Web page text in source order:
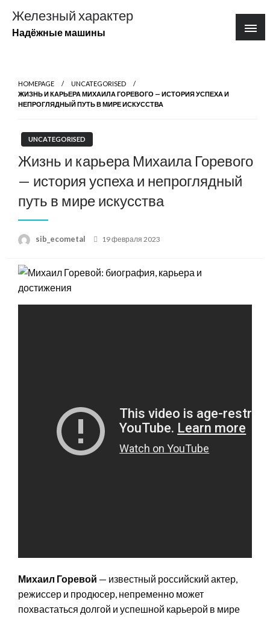
содержимому
Железный характер
Надёжные машины
HOMEPAGE
UNCATEGORISED
ЖИЗНЬ И КАРЬЕРА МИХАИЛА ГОРЕВОГО — ИСТОРИЯ УСПЕХА И
НЕПРОГЛЯДНЫЙ ПУТЬ В МИРЕ ИСКУССТВА
UNCATEGORISED
Жизнь и карьера Михаила Горевого
— история успеха и непроглядный
путь в мире искусства
sib_ecometal
Posted
19 февраля 2023
Михаил Горевой — известный российский актер,
режиссер и продюсер, непременно может
похвастаться долгой и успешной карьерой в мире